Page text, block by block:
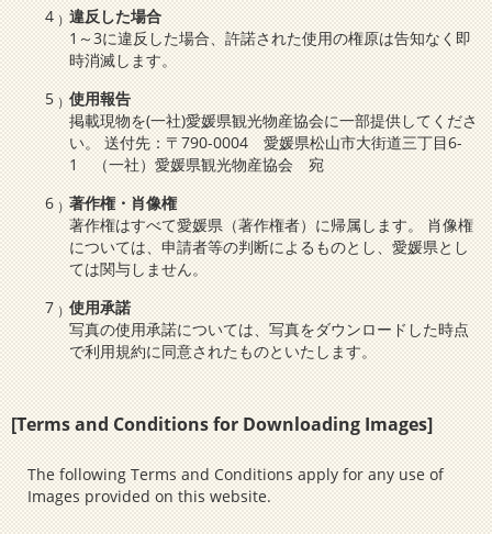
違反した場合
1～3に違反した場合、許諾された使用の権原は告知なく即
時消滅します。
使用報告
掲載現物を(一社)愛媛県観光物産協会に一部提供してくださ
い。 送付先：〒790-0004 愛媛県松山市大街道三丁目6-
1 （一社）愛媛県観光物産協会 宛
著作権・肖像権
著作権はすべて愛媛県（著作権者）に帰属します。 肖像権
については、申請者等の判断によるものとし、愛媛県とし
ては関与しません。
使用承諾
写真の使用承諾については、写真をダウンロードした時点
で利用規約に同意されたものといたします。
[Terms and Conditions for Downloading Images]
The following Terms and Conditions apply for any use of
Images provided on this website.